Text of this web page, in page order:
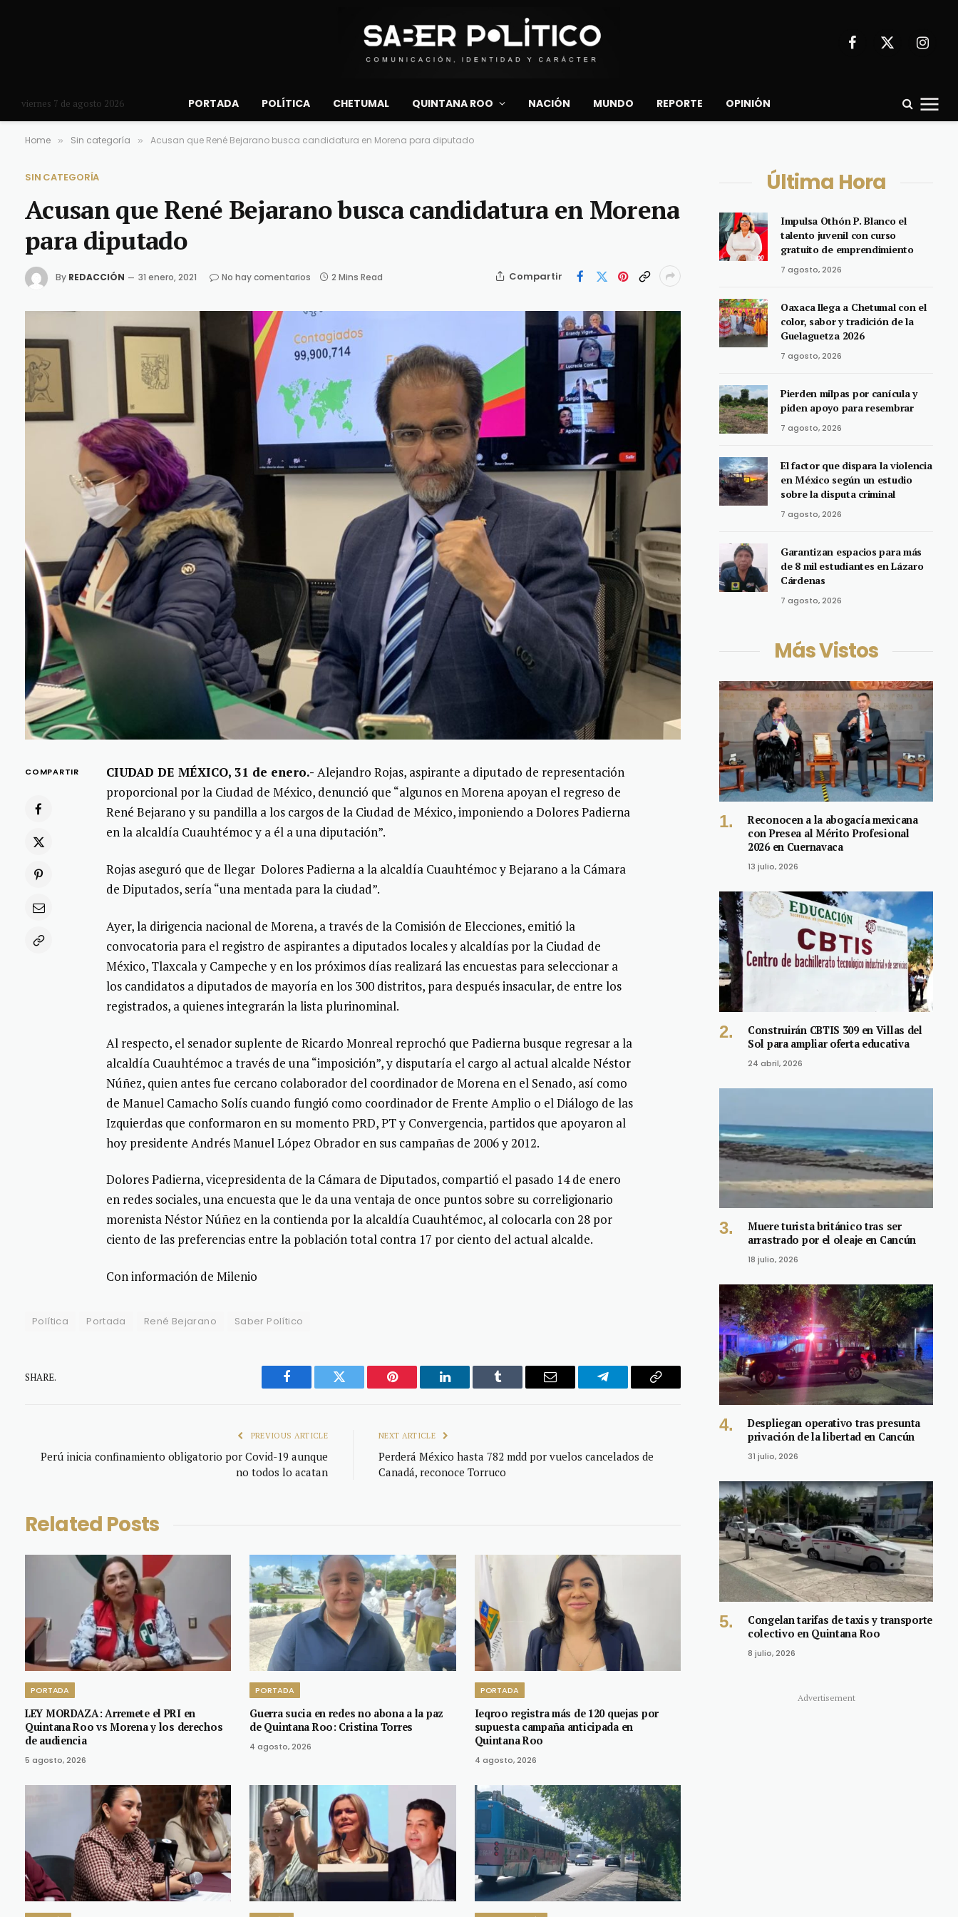
Facebook
X
viernes 7 de agosto 2026 PORTADA POLÍTICA CHETUMAL QUINTANA ROO NACIÓN MUNDO REPORTE OPINIÓN
Home » Sin categoría » Acusan que René Bejarano busca candidatura en Morena para diputado
SIN CATEGORÍA
Acusan que René Bejarano busca candidatura en Morena
para diputado
By REDACCIÓN 31 enero, 2021 No hay comentarios 2 Mins Read Compartir
COMPARTIR CIUDAD DE MÉXICO, 31 de enero.- Alejandro Rojas, aspirante a diputado de representación
proporcional por la Ciudad de México, denunció que “algunos en Morena apoyan el regreso de
René Bejarano y su pandilla a los cargos de la Ciudad de México, imponiendo a Dolores Padierna
en la alcaldía Cuauhtémoc y a él a una diputación”.
Rojas aseguró que de llegar Dolores Padierna a la alcaldía Cuauhtémoc y Bejarano a la Cámara
de Diputados, sería “una mentada para la ciudad”.
Ayer, la dirigencia nacional de Morena, a través de la Comisión de Elecciones, emitió la
convocatoria para el registro de aspirantes a diputados locales y alcaldías por la Ciudad de
México, Tlaxcala y Campeche y en los próximos días realizará las encuestas para seleccionar a
los candidatos a diputados de mayoría en los 300 distritos, para después insacular, de entre los
registrados, a quienes integrarán la lista plurinominal.
Al respecto, el senador suplente de Ricardo Monreal reprochó que Padierna busque regresar a la
alcaldía Cuauhtémoc a través de una “imposición”, y disputaría el cargo al actual alcalde Néstor
Núñez, quien antes fue cercano colaborador del coordinador de Morena en el Senado, así como
de Manuel Camacho Solís cuando fungió como coordinador de Frente Amplio o el Diálogo de las
Izquierdas que conformaron en su momento PRD, PT y Convergencia, partidos que apoyaron al
hoy presidente Andrés Manuel López Obrador en sus campañas de 2006 y 2012.
Dolores Padierna, vicepresidenta de la Cámara de Diputados, compartió el pasado 14 de enero
en redes sociales, una encuesta que le da una ventaja de once puntos sobre su correligionario
morenista Néstor Núñez en la contienda por la alcaldía Cuauhtémoc, al colocarla con 28 por
ciento de las preferencias entre la población total contra 17 por ciento del actual alcalde.
Con información de Milenio
Política Portada René Bejarano Saber Político
SHARE.
Facebook Twitter Pinterest LinkedIn Tumblr Email Telegram Copy
PREVIOUS ARTICLE
Perú inicia confinamiento obligatorio por Covid-19 aunque
no todos lo acatan
NEXT ARTICLE
Perderá México hasta 782 mdd por vuelos cancelados de
Canadá, reconoce Torruco
Related Posts
PORTADA
LEY MORDAZA: Arremete el PRI en
Quintana Roo vs Morena y los derechos
de audiencia
5 agosto, 2026
PORTADA
Guerra sucia en redes no abona a la paz
de Quintana Roo: Cristina Torres
4 agosto, 2026
PORTADA
Ieqroo registra más de 120 quejas por
supuesta campaña anticipada en
Quintana Roo
4 agosto, 2026
Última Hora
Impulsa Othón P. Blanco el
talento juvenil con curso
gratuito de emprendimiento
7 agosto, 2026
Oaxaca llega a Chetumal con el
color, sabor y tradición de la
Guelaguetza 2026
7 agosto, 2026
Pierden milpas por canícula y
piden apoyo para resembrar
7 agosto, 2026
El factor que dispara la violencia
en México según un estudio
sobre la disputa criminal
7 agosto, 2026
Garantizan espacios para más
de 8 mil estudiantes en Lázaro
Cárdenas
7 agosto, 2026
Más Vistos
Reconocen a la abogacía mexicana
con Presea al Mérito Profesional
2026 en Cuernavaca
13 julio, 2026
Construirán CBTIS 309 en Villas del
Sol para ampliar oferta educativa
24 abril, 2026
Muere turista británico tras ser
arrastrado por el oleaje en Cancún
18 julio, 2026
Despliegan operativo tras presunta
privación de la libertad en Cancún
31 julio, 2026
Congelan tarifas de taxis y transporte
colectivo en Quintana Roo
8 julio, 2026
Advertisement